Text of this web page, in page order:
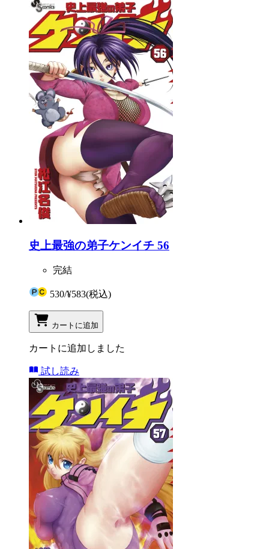
史上最強の弟子ケンイチ 56
完結
530/¥583(税込)
カートに追加
カートに追加しました
試し読み